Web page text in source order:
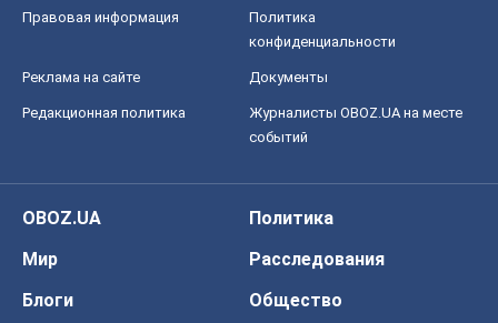
Правовая информация
Политика
конфиденциальности
Реклама на сайте Документы
Редакционная политика
Журналисты OBOZ.UA на месте
событий
OBOZ.UA
Политика
Мир
Расследования
Блоги
Общество